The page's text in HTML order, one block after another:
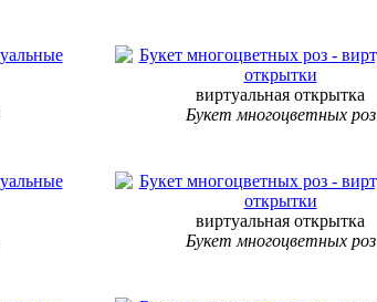
виртуальная открытка
Букет многоцветных роз
виртуальная открытка
Букет многоцветных роз